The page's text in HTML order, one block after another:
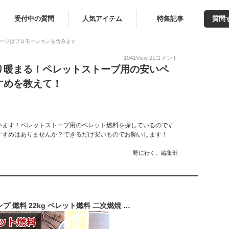
受付中の質問 人気アイテム 特集記事 質問
ジはプロモーションを含みます
1041View 21 コメント
まる！ペレットストーブ用の安いペ
を教えて！
す！ペレットストーブ用のペレット燃料を探しているのです
めはありませんか？できるだけ安いものでお願いします！
野に行く。編集部
【10％増量中】キャンプ 燃料 22kg ペレット燃料 二次燃焼 燃料ペレット ピザ窯 ホワイトペレット 大容量 フレームストーブ ソロストーブ ネイチャーストーブ 焚火 木質 ペレット ウッドストーブ 二次燃焼ストーブ ストーブ キャンプ用品 ソロキャンプ